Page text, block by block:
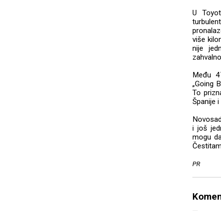
U
više
nije
Među
„Going
To
Španije i
i još
mogu
PR